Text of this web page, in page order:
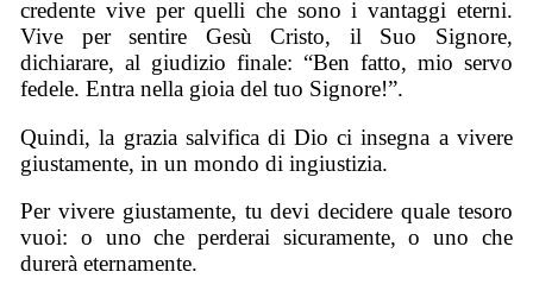
credente vive per quelli che sono i vantaggi eterni.
Vive per sentire Gesù Cristo, il Suo Signore,
dichiarare, al giudizio finale: “Ben fatto, mio servo
fedele. Entra nella gioia del tuo Signore!”.
Quindi, la grazia salvifica di Dio ci insegna a vivere
giustamente, in un mondo di ingiustizia.
Per vivere giustamente, tu devi decidere quale tesoro
vuoi: o uno che perderai sicuramente, o uno che
durerà eternamente.